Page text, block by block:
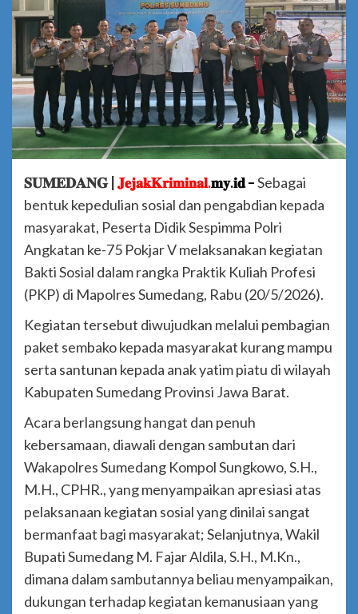
𝐒𝐔𝐌𝐄𝐃𝐀𝐍𝐆 | 𝐉𝐞𝐣𝐚𝐤𝐊𝐫𝐢𝐦𝐢𝐧𝐚𝐥.𝐦𝐲.𝐢𝐝 –Sebagai
bentuk kepedulian sosial dan pengabdian kepada
masyarakat, Peserta Didik Sespimma Polri
Angkatan ke-75 Pokjar V melaksanakan kegiatan
Bakti Sosial dalam rangka Praktik Kuliah Profesi
(PKP) di Mapolres Sumedang, Rabu (20/5/2026).
Kegiatan tersebut diwujudkan melalui pembagian
paket sembako kepada masyarakat kurang mampu
serta santunan kepada anak yatim piatu di wilayah
Kabupaten Sumedang Provinsi Jawa Barat.
Acara berlangsung hangat dan penuh
kebersamaan, diawali dengan sambutan dari
Wakapolres Sumedang Kompol Sungkowo, S.H.,
M.H., CPHR., yang menyampaikan apresiasi atas
pelaksanaan kegiatan sosial yang dinilai sangat
bermanfaat bagi masyarakat; Selanjutnya, Wakil
Bupati Sumedang M. Fajar Aldila, S.H., M.Kn.,
dimana dalam sambutannya beliau menyampaikan,
dukungan terhadap kegiatan kemanusiaan yang